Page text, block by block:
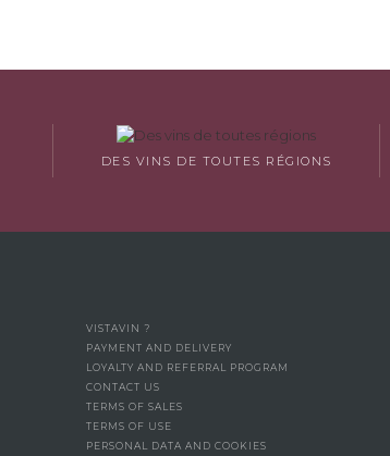
DES VINS DE TOUTES RÉGIONS
VISTAVIN ?
PAYMENT AND DELIVERY
LOYALTY AND REFERRAL PROGRAM
CONTACT US
TERMS OF SALES
TERMS OF USE
PERSONAL DATA AND COOKIES